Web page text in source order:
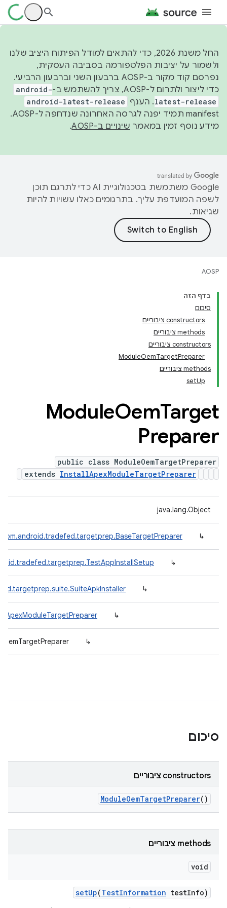
החל משנת 2026, כדי להתאים למודל הפיתוח היציב שלנו
ולשמור על יציבות הפלטפורמה בסביבה העסקית,
נפרסם קוד מקור ב-AOSP ברבעון השני וברבעון הרביעי.
כדי ליצור ולתרום ל-AOSP, צריך להשתמש ב-
android-
latest-release. הענף android-latest-release
manifest תמיד יפנה לגרסה האחרונה שנדחפה ל-AOSP.
מידע נוסף זמין במאמר שינויים ב-AOSP .
‫Google משתמשת בטכנולוגיית AI כדי לתרגם תוכן
לשפה המועדפת עליך. בתרגומים כאלו עשויות להיות
שגיאות.
AOSP
בדף הזה
סיכום
‫constructors ציבוריים
‫methods ציבוריים
‫constructors ציבוריים
ModuleOemTargetPreparer
‫methods ציבוריים
setUp
ModuleOemTarget
Preparer
public class ModuleOemTargetPreparer
extends InstallApexModuleTargetPreparer
java.lang.Object
↳
com.android.tradefed.targetprep.BaseTargetPreparer
↳
↳
↳
↳
סיכום
‫constructors ציבוריים
ModuleOemTargetPreparer()
‫methods ציבוריים
void
setUp(TestInformation testInfo)